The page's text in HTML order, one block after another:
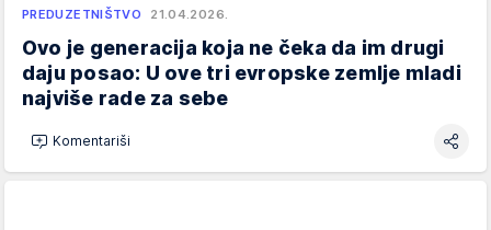
PREDUZETNIŠTVO 21.04.2026.
Ovo je generacija koja ne čeka da im drugi
daju posao: U ove tri evropske zemlje mladi
najviše rade za sebe
Komentariši